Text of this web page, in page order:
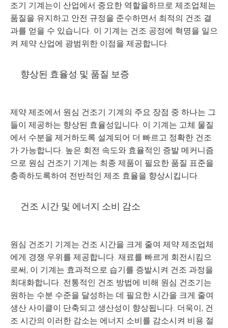
조기 기계는이 산업에서 중요한 역할을하므로 제조업체는
품질을 유지하고 안전 규정을 준수하면서 최적의 건조 결
과를 얻을 수 있습니다. 이 기계는 건조 공정에 혁명을 일으
켜 제약 산업에 광범위한 이점을 제공합니다.
향상된 효율성 및 품질 보증
제약 제조에서 원심 건조기 기계의 주요 장점 중 하나는 그
들이 제공하는 향상된 효율성입니다. 이 기계는 고체 물질
에서 수분을 제거하도록 설계되어 더 빠르고 정확한 건조
가 가능합니다. 높은 회전 속도와 효율적인 증발 메커니즘
으로 원심 건조기 기계는 최종 제품이 필요한 품질 표준을
충족하도록하여 전반적인 제조 효율을 향상시킵니다.
건조 시간 및 에너지 소비 감소
원심 건조기 기계는 건조 시간을 크게 줄여 제약 제조업체
에게 경쟁 우위를 제공합니다. 재료를 빠르게 회전시킴으
로써, 이 기계는 효과적으로 습기를 증발시켜 건조 과정을
최대화합니다. 전통적인 건조 방법에 비해 원심 건조기는
원하는 수분 수준을 달성하는 데 필요한 시간을 크게 줄여
생산 사이클이 단축되고 생산성이 향상됩니다. 더욱이, 건
조 시간의 이러한 감소는 에너지 소비를 감소시켜 비용 절